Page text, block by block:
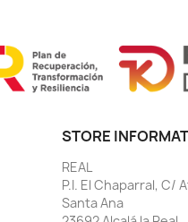
STORE
REAL
P.I. El Chaparral, C/
Santa Ana